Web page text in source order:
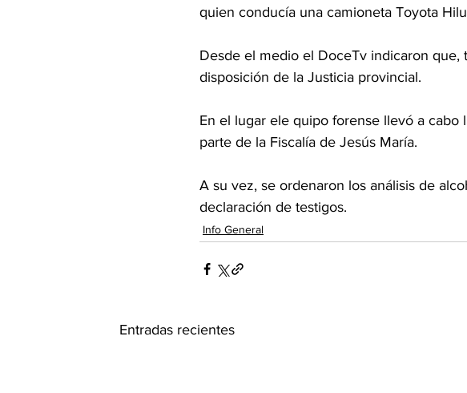
quien conducía una camioneta Toyota
Desde el medio el DoceTv indicaron
disposición de la Justicia provincial.
En el lugar ele quipo forense llevó a
parte de la Fiscalía de Jesús María.
A su vez, se ordenaron los análisis de
declaración de testigos.
Info General
Entradas recientes